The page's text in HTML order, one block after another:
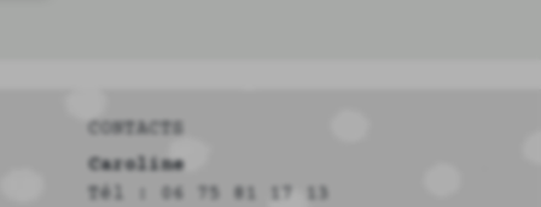
CONTACTS
Caroline
Tél : 06 75 81 17 13